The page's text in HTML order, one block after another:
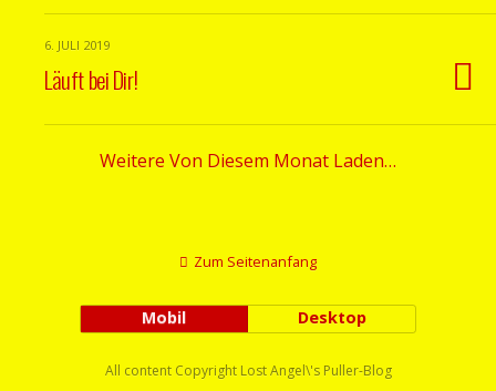
6. JULI 2019
Läuft bei Dir!
Weitere Von Diesem Monat Laden…
Zum Seitenanfang
Mobil Desktop
All content Copyright Lost Angel\'s Puller-Blog